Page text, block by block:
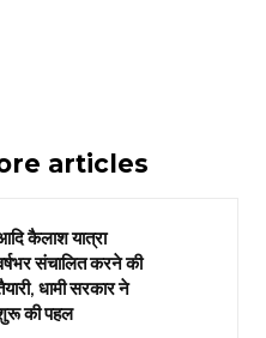
articles
कैलाश यात्रा
संचालित करने की
धामी सरकार ने
की पहल